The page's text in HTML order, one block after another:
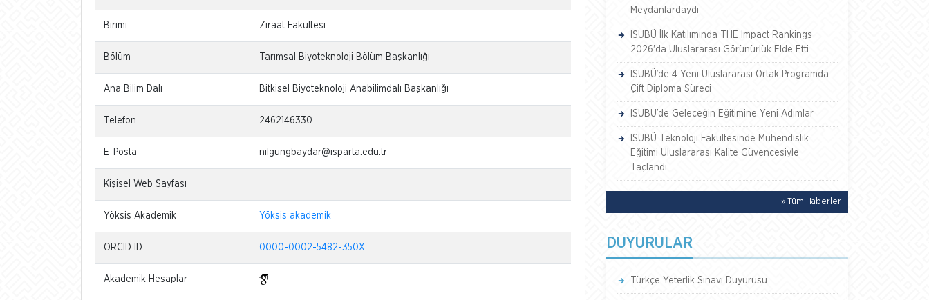
Birimi Ziraat Fakültesi
Bölüm Tarımsal Biyoteknoloji Bölüm Başkanlığı
Ana Bilim Dalı Bitkisel Biyoteknoloji Anabilimdalı Başkanlığı
Telefon 2462146330
E-Posta nilgungbaydar@isparta.edu.tr
Kişisel Web Sayfası
Yöksis Akademik Yöksis akademik
ORCID ID 0000-0002-5482-350X
Akademik Hesaplar
Meydanlardaydı
ISUBÜ İlk Katılımında THE Impact Rankings
2026'da Uluslararası Görünürlük Elde Etti
ISUBÜ’de 4 Yeni Uluslararası Ortak Programda
Çift Diploma Süreci
ISUBÜ’de Geleceğin Eğitimine Yeni Adımlar
ISUBÜ Teknoloji Fakültesinde Mühendislik
Eğitimi Uluslararası Kalite Güvencesiyle
Taçlandı
» Tüm Haberler
DUYURULAR
Türkçe Yeterlik Sınavı Duyurusu